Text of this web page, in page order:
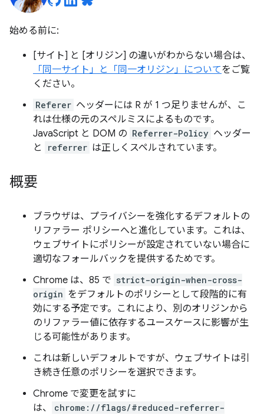
始める前に:
[サイト] と [オリジン] の違いがわからない場合は、
「同一サイト」と「同一オリジン」についてをご覧
ください。
Referer ヘッダーには R が 1 つ足りませんが、こ
れは仕様の元のスペルミスによるものです。
JavaScript と DOM の Referrer-Policy ヘッダー
と
referrer は正しくスペルされています。
概要
ブラウザは、プライバシーを強化するデフォルトの
リファラー ポリシーへと進化しています。これは、
ウェブサイトにポリシーが設定されていない場合に
適切なフォールバックを提供するためです。
Chrome は、85 で strict-origin-when-cross-
origin をデフォルトのポリシーとして段階的に有
効にする予定です。これにより、別のオリジンから
のリファラー値に依存するユースケースに影響が生
じる可能性があります。
これは新しいデフォルトですが、ウェブサイトは引
き続き任意のポリシーを選択できます。
Chrome で変更を試すに
は、
chrome://flags/#reduced-referrer-